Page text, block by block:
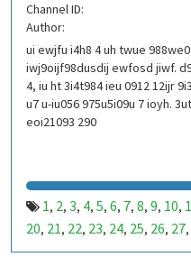
135,136,137
147,148
159,160,161,162,163,164
171 ,172,173 ,174,175,176
183,184,185,186, 187,188
195,196 ,197
231,232,233,234,235,236
243, 244, 245, 246, 247,248
255 ,256,257, 258,259,260
Channel ID:
Author:
ui ewjfu i4h8 4 uh twue
iwj9oijf98dusdij ewfosd jiwf.
4, iu ht 3i4t984 ieu 0912 12ijr
u7 u-iu056 975u5i09u 7 ioyh.
eoi21093 290
1, 2, 3, 4, 5, 6, 7, 8, 9, 10,
20, 21, 22, 23, 24, 25, 26, 27,
37,38,39,40,41,42,43,44,